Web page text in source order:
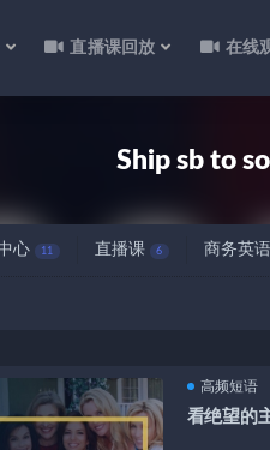
直播课回放 在线
Ship sb to
心 11 直播课 6 商务英语
高频短语
看绝望的